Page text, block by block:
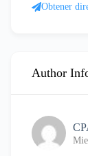
Obtener
Author